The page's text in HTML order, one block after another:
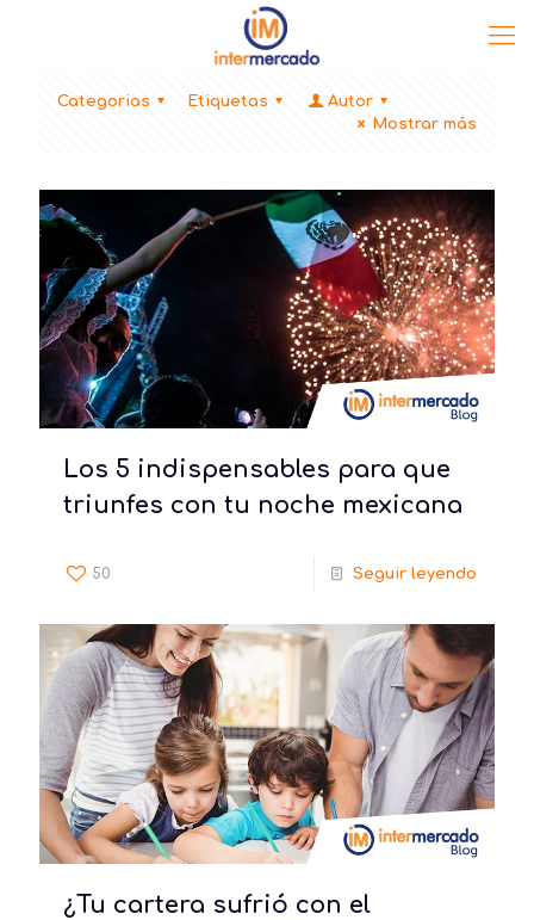
Categorias Etiquetas
Autor
Mostrar más
Los 5 indispensables para que
triunfes con tu noche mexicana
50 Seguir leyendo
¿Tu cartera sufrió con el